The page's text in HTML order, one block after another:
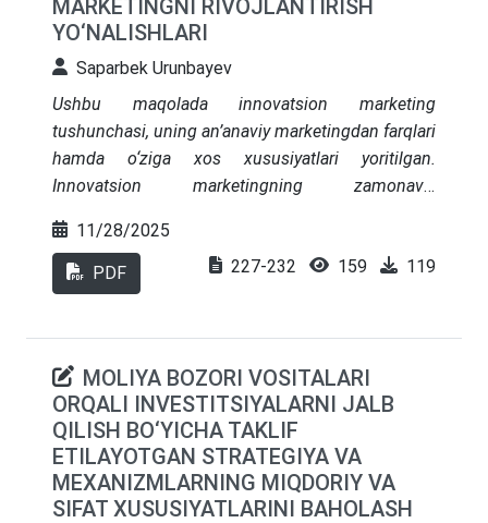
taʼminlashga qaratilgan siyosiy choralarni talab
qiladi.
MARKETINGNI RIVOJLANTIRISH
YO‘NALISHLARI
Saparbek Urunbayev
Ushbu maqolada innovatsion marketing
tushunchasi, uning an’anaviy marketingdan farqlari
hamda o‘ziga xos xususiyatlari yoritilgan.
Innovatsion marketingning zamonaviy
innovatsion marketingning rivojlanishi uchun
davlat tomonidan qo‘llab-quvvatlash, biznes
vakillari orasida yangiliklarga intiluvchanlikni
yangilab turish zarurligi alohida ta’kidlangan.
Maqolada soha bo‘yicha adabiyotlar tahlili, amaliy
tadqiqot natijalari va metodologiya ko‘rsatilgan.
11/28/2025
PDF 227-232 159 119
MOLIYA BOZORI VOSITALARI
ORQALI INVESTITSIYALARNI JALB
QILISH BO‘YICHA TAKLIF
ETILAYOTGAN STRATEGIYA VA
MEXANIZMLARNING MIQDORIY VA
SIFAT XUSUSIYATLARINI BAHOLASH